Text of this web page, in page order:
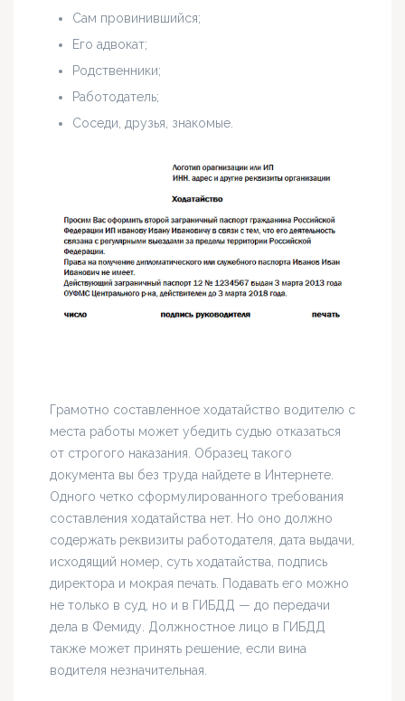
Сам провинившийся;
Его адвокат;
Родственники;
Работодатель;
Соседи, друзья, знакомые.
Грамотно составленное ходатайство водителю с
места работы может убедить судью отказаться
от строгого наказания. Образец такого
документа вы без труда найдете в Интернете.
Одного четко сформулированного требования
составления ходатайства нет. Но оно должно
содержать реквизиты работодателя, дата выдачи,
исходящий номер, суть ходатайства, подпись
директора и мокрая печать. Подавать его можно
не только в суд, но и в ГИБДД — до передачи
дела в Фемиду. Должностное лицо в ГИБДД
также может принять решение, если вина
водителя незначительная.